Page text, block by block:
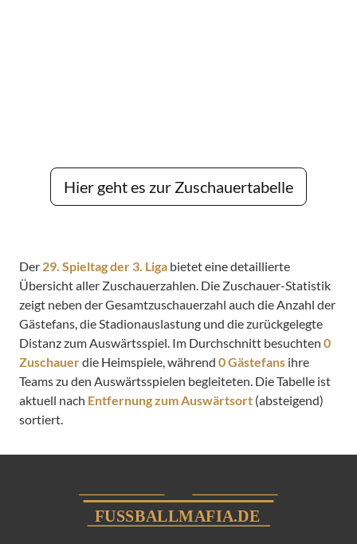
Hier geht es zur Zuschauertabelle
Der 29. Spieltag der 3. Liga bietet eine detaillierte
Übersicht aller Zuschauerzahlen. Die Zuschauer-Statistik
zeigt neben der Gesamtzuschauerzahl auch die Anzahl der
Gästefans, die Stadionauslastung und die zurückgelegte
Distanz zum Auswärtsspiel. Im Durchschnitt besuchten 0
Zuschauerdie Heimspiele, während 0 Gästefans ihre
Teams zu den Auswärtsspielen begleiteten. Die Tabelle ist
aktuell nach Entfernung zum Auswärtsort (absteigend)
sortiert.